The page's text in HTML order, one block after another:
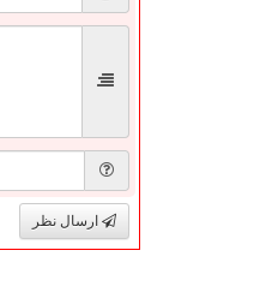
ارسال نظر